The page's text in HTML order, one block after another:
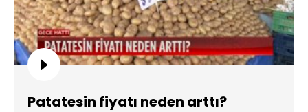
Patatesin fiyatı neden arttı?